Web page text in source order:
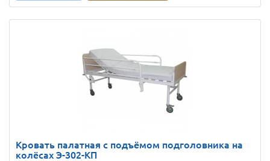
Кровать палатная с подъёмом подголовника на
колёсах Э-302-КП